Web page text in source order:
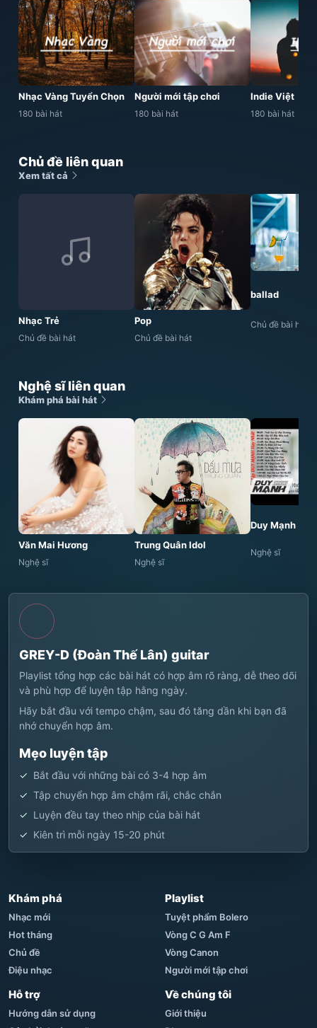
Nhạc Vàng Tuyển Chọn
180 bài hát
Người mới tập chơi
180 bài hát
Indie Việt
180 bài hát
Chủ đề liên quan
Xem tất cả
Nhạc Trẻ
Chủ đề bài hát
Pop
Chủ đề bài hát
ballad
Chủ đề bài hát
Nghệ sĩ liên quan
Khám phá bài hát
Văn Mai Hương
Nghệ sĩ
Trung Quân Idol
Nghệ sĩ
Duy Mạnh
Nghệ sĩ
GREY-D (Đoàn Thế Lân) guitar
Playlist tổng hợp các bài hát có hợp âm rõ ràng, dễ theo dõi
và phù hợp để luyện tập hằng ngày.
Hãy bắt đầu với tempo chậm, sau đó tăng dần khi bạn đã
nhớ chuyển hợp âm.
Mẹo luyện tập
Bắt đầu với những bài có 3-4 hợp âm
Tập chuyển hợp âm chậm rãi, chắc chắn
Luyện đều tay theo nhịp của bài hát
Kiên trì mỗi ngày 15-20 phút
Khám phá
Nhạc mới
Hot tháng
Chủ đề
Điệu nhạc
Playlist
Tuyệt phẩm Bolero
Vòng C G Am F
Vòng Canon
Người mới tập chơi
Hỗ trợ
Hướng dẫn sử dụng
Về chúng tôi
Giới thiệu